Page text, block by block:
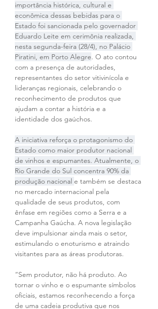
importância histórica, cultural e
econômica dessas bebidas para o
Estado foi sancionada pelo governador
Eduardo Leite em cerimônia realizada,
nesta segunda-feira (28/4), no Palácio
Piratini, em Porto Alegre. O ato contou
com a presença de autoridades,
representantes do setor vitivinícola e
lideranças regionais, celebrando o
reconhecimento de produtos que
ajudam a contar a história e a
identidade dos gaúchos.
A iniciativa reforça o protagonismo do
Estado como maior produtor nacional
de vinhos e espumantes. Atualmente, o
Rio Grande do Sul concentra 90% da
produção nacional e também se destaca
no mercado internacional pela
qualidade de seus produtos, com
ênfase em regiões como a Serra e a
Campanha Gaúcha. A nova legislação
deve impulsionar ainda mais o setor,
estimulando o enoturismo e atraindo
visitantes para as áreas produtoras.
“Sem produtor, não há produto. Ao
tornar o vinho e o espumante símbolos
oficiais, estamos reconhecendo a força
de uma cadeia produtiva que nos